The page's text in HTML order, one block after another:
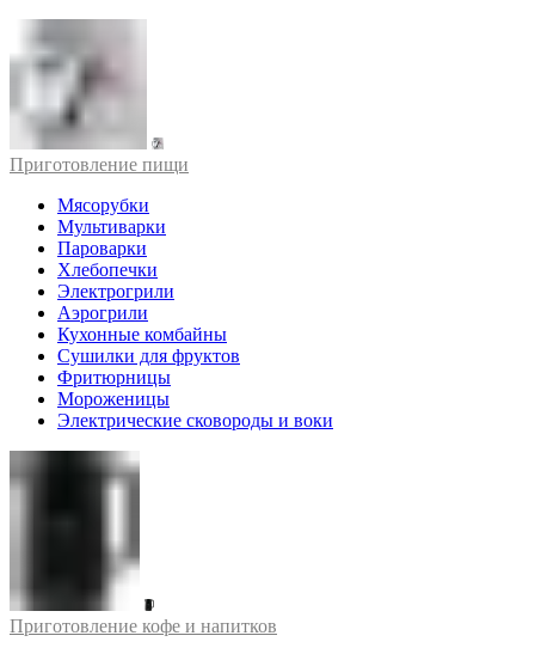
Приготовление пищи
Мясорубки
Мультиварки
Пароварки
Хлебопечки
Электрогрили
Аэрогрили
Кухонные комбайны
Сушилки для фруктов
Фритюрницы
Мороженицы
Электрические сковороды и воки
Приготовление кофе и напитков